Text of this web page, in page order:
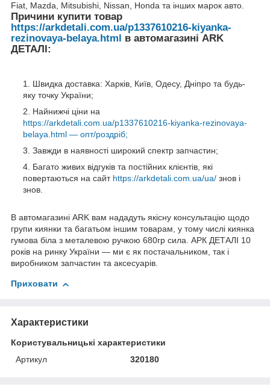
Fiat, Mazda, Mitsubishi, Nissan, Honda та інших марок авто.
Причини купити товар
https://arkdetali.com.ua/p1337610216-kiyanka-
rezinovaya-belaya.html
в автомагазині ARK
ДЕТАЛІ:
Швидка доставка: Харків, Київ, Одесу, Дніпро та будь-
яку точку України;
Найнижчі ціни на
https://arkdetali.com.ua/p1337610216-kiyanka-rezinovaya-
belaya.html — опт/роздріб;
Завжди в наявності широкий спектр запчастин;
Багато живих відгуків та постійних клієнтів, які
повертаються на сайт https://arkdetali.com.ua/ua/ знов і
знов.
В автомагазині ARK вам нададуть якісну консультацію щодо
групи киянки та багатьом іншим товарам, у тому числі киянка
гумова біла з металевою ручкою 680гр сила. АРК ДЕТАЛІ 10
років на ринку України — ми є як постачальником, так і
виробником запчастин та аксесуарів.
Приховати
Характеристики
Користувальницькі характеристики
Артикул
320180